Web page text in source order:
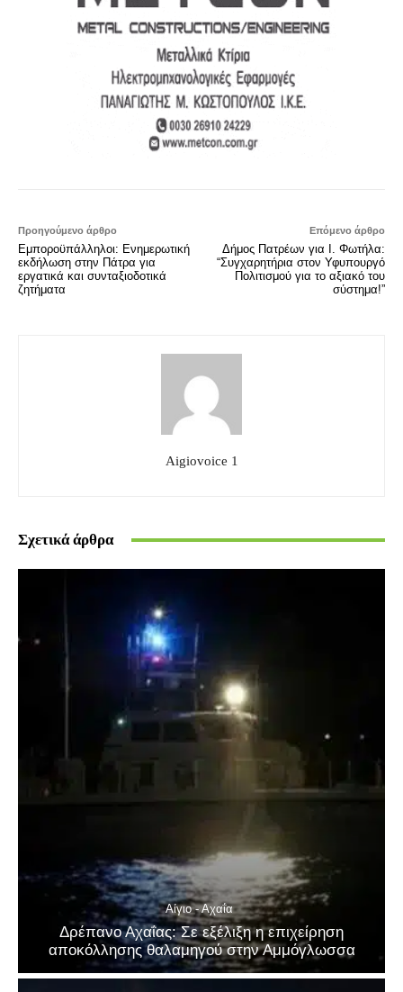
Προηγούμενο άρθρο
Εμποροϋπάλληλοι: Ενημερωτική
εκδήλωση στην Πάτρα για
εργατικά και συνταξιοδοτικά
ζητήματα
Επόμενο άρθρο
Δήμος Πατρέων για Ι. Φωτήλα:
“Συγχαρητήρια στον Υφυπουργό
Πολιτισμού για το αξιακό του
σύστημα!”
Aigiovoice 1
Σχετικά άρθρα
Αίγιο - Αχαΐα
Δρέπανο Αχαΐας: Σε εξέλιξη η επιχείρηση
αποκόλλησης θαλαμηγού στην Αμμόγλωσσα